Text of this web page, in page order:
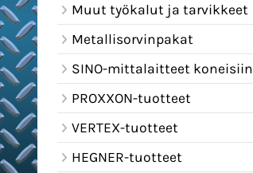
Muut työkalut ja tarvikkeet
Metallisorvinpakat
SINO-mittalaitteet koneisiin
PROXXON-tuotteet
VERTEX-tuotteet
HEGNER-tuotteet